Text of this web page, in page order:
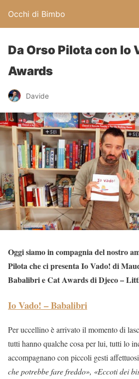
Occhi di Bimbo
Da Orso Pilota con Io
Awards
Davide
Oggi siamo in compagnia del nostro
Pilota che ci presenta Io Vado! di
Babalibri e Cat Awards di Djeco –
Io Vado! – Babalibri
Per uccellino è arrivato il momento di
tutti hanno qualche cosa per lui, tutti lo
accompagnano con piccoli gesti
che potrebbe fare freddo», «Eccoti dei